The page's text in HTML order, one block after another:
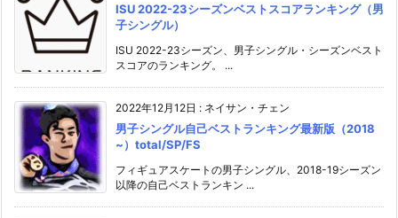
ISU 2022-23シーズンベストスコアランキング（男
子シングル）
ISU 2022-23シーズン、男子シングル・シーズンベスト
スコアのランキング。 ...
2022年12月12日 : ネイサン・チェン
男子シングル自己ベストランキング最新版（2018
~）total/SP/FS
フィギュアスケートの男子シングル、2018-19シーズン
以降の自己ベストランキン ...